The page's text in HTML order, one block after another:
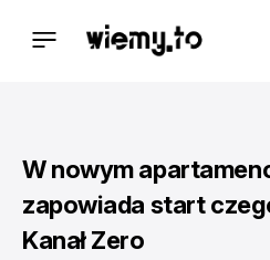
W nowym
zapowiada start
Kanał Zero